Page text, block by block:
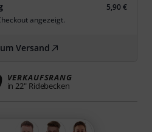
5,90 €
angezeigt.
Versand
VERKAUFSRANG
in 22" Ridebecken